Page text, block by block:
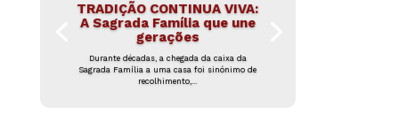
TRADIÇÃO CONTINUA VIVA:
A Sagrada Família que une
gerações
Durante décadas, a chegada da caixa da
Sagrada Família a uma casa foi sinónimo de
recolhimento,...